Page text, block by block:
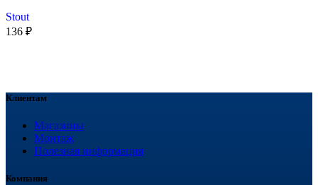
Stout
136 ₽
Клиентам
Магазины
Монтаж
Полезная информация
Компания